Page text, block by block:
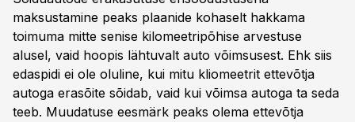
maksustamine peaks plaanide kohaselt hakkama
toimuma mitte senise kilomeetripõhise arvestuse
alusel, vaid hoopis lähtuvalt auto võimsusest. Ehk siis
edaspidi ei ole oluline, kui mitu kliomeetrit ettevõtja
autoga erasõite sõidab, vaid kui võimsa autoga ta seda
teeb. Muudatuse eesmärk peaks olema ettevõtja